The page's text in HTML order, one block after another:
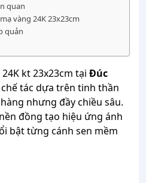
quan
vàng 24K 23x23cm
quản
kt 23x23cm tại Đúc
tác dựa trên tinh thần
nhưng đầy chiều sâu.
đồng tạo hiệu ứng ánh
bật từng cánh sen mềm